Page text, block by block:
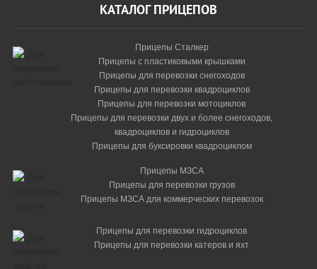
КАТАЛОГ ПРИЦЕПОВ
Прицепы Сталкер
Прицепы с пластиковыми крышками
Прицепы для перевозки снегоходов
Прицепы для перевозки квадроциклов
Прицепы для перевозки мотоциклов
Прицепы для перевозки двух и более снегоходов,
квадроциклов и гидроциклов
Прицепы для буксировки квадроциклом
Прицепы МЗСА
Прицепы для перевозки грузов
Прицепы МЗСА для коммерческих перевозок
Прицепы для перевозки гидроциклов
Прицепы для перевозки катеров и яхт